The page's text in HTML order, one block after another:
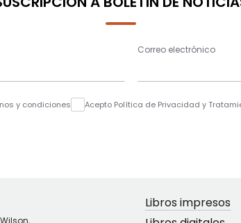
Correo electrónico
y condiciones Acepto Política de Privacidad y
Libros impresos